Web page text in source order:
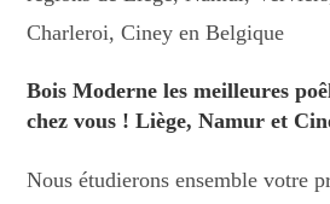
Bois Moderne les meilleures
chez vous ! Liège, Namur et
Nous étudierons ensemble votre